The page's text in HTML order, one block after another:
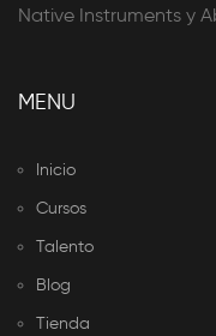
Native Instruments y
MENU
Inicio
Cursos
Talento
Blog
Tienda